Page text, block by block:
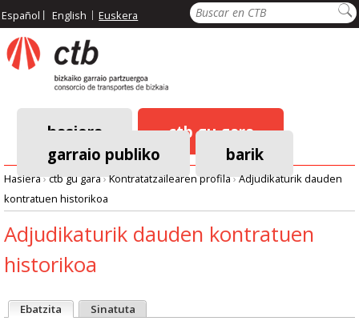
Pasar
al
contenido
principal
Bilatu
Español English Euskera
Menú
principal
hasiera
ctb gu gara
garraio publiko
barik
Breadcrumb
Hasiera›ctb gu gara›Kontratatzailearen profila›Adjudikaturik dauden
kontratuen historikoa
Adjudikaturik dauden kontratuen
historikoa
Ebatzita
Sinatuta